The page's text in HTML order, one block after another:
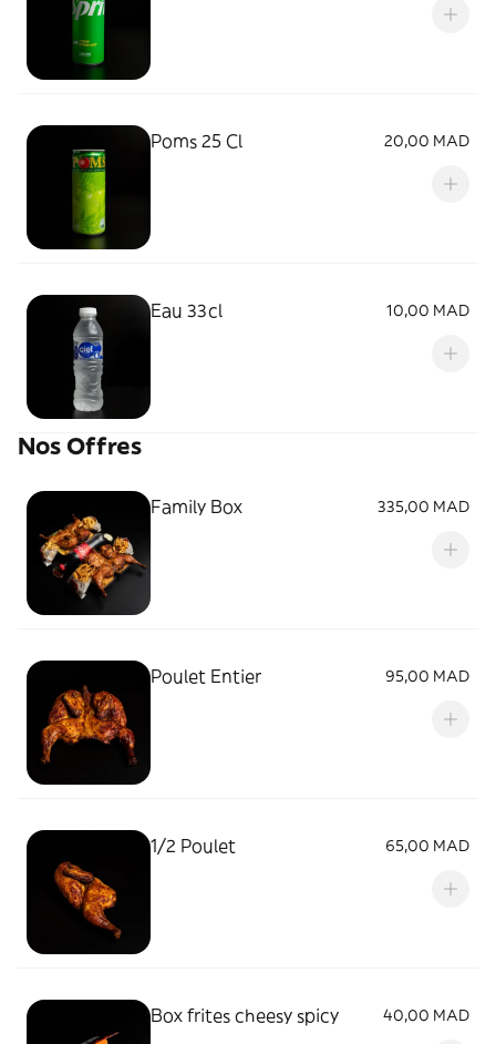
Poms 25 Cl 20,00 MAD
Eau 33cl 10,00 MAD
Nos Offres
Family Box 335,00 MAD
Poulet Entier 95,00 MAD
1/2 Poulet 65,00 MAD
Box frites cheesy spicy 40,00 MAD